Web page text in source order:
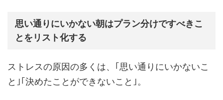
思い通りにいかない朝はプラン分けですべきこ
とをリスト化する
ストレスの原因の多くは、｢思い通りにいかないこ
と｣｢決めたことができないこと｣。